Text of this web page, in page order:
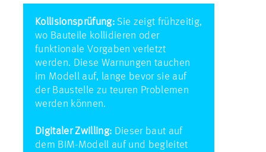
Kollisionsprüfung:Sie zeigt frühzeitig,
wo Bauteile kollidieren oder
funktionale Vorgaben verletzt
werden. Diese Warnungen tauchen
im Modell auf, lange bevor sie auf
der Baustelle zu teuren Problemen
werden können.
Digitaler Zwilling: Dieser baut auf
dem BIM-Modell auf und begleitet